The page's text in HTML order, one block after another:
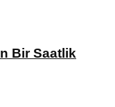
Bir Saatlik